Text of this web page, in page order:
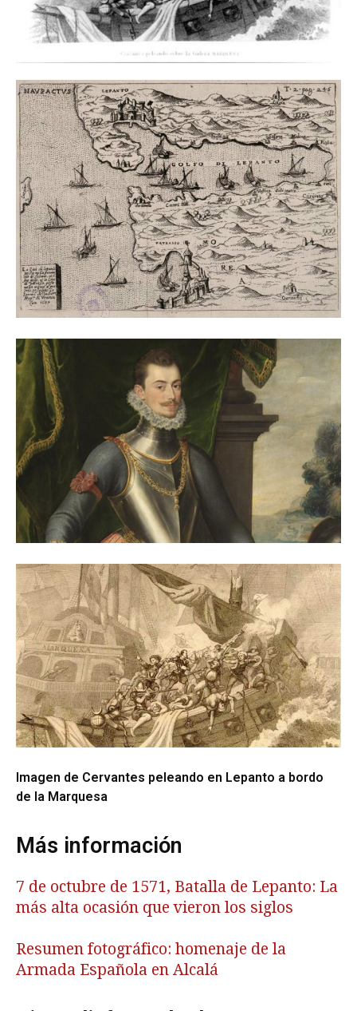
Imagen de Cervantes peleando en Lepanto a bordo
de la Marquesa
Más información
7 de octubre de 1571, Batalla de Lepanto: La
más alta ocasión que vieron los siglos
Resumen fotográfico: homenaje de la
Armada Española en Alcalá